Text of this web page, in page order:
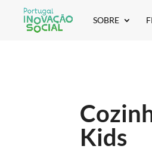
SOBRE
Kids